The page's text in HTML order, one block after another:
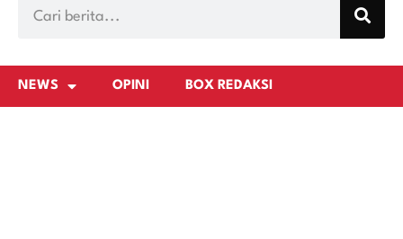
NEWS OPINI BOX REDAKSI